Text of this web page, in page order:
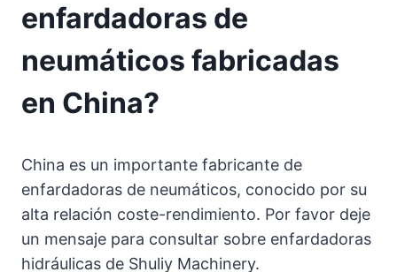
enfardadoras de
neumáticos fabricadas
en China?
China es un importante fabricante de
enfardadoras de neumáticos, conocido por su
alta relación coste-rendimiento. Por favor deje
un mensaje para consultar sobre enfardadoras
hidráulicas de Shuliy Machinery.